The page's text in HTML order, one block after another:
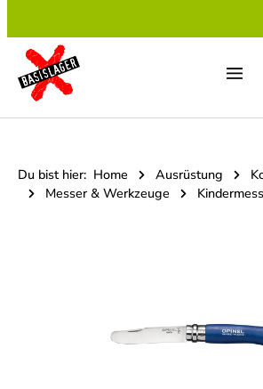
Du bist hier: Home Ausrüstung
Messer & Werkzeuge